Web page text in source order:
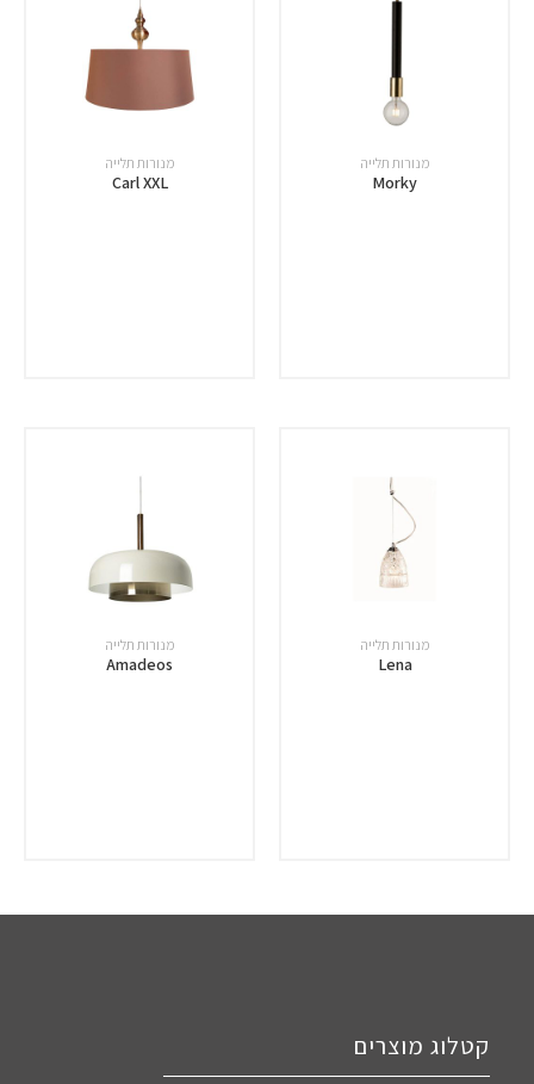
מנורות תלייה
Morky
מנורות תלייה
Carl XXL
מנורות תלייה
Lena
מנורות תלייה
Amadeos
קטלוג מוצרים